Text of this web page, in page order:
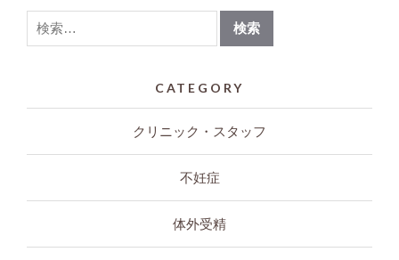
CATEGORY
クリニック・スタッフ
不妊症
体外受精